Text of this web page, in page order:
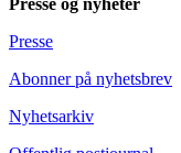
Presse
Abonner på nyhetsbrev
Nyhetsarkiv